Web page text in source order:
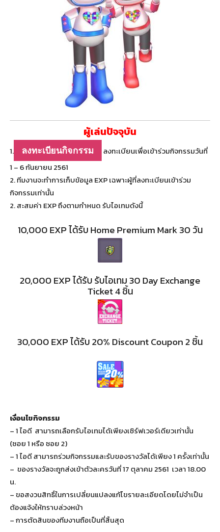
ผู้เล่นปัจจุบัน
1. ลงทะเบียนกิจกรรม
ลงทะเบียนเพื่อเข้าร่วมกิจกรรมวันที่
1 – 6 กันยายน 2561
2. ทีมงานจะทำการเก็บข้อมูล EXP เฉพาะผู้ที่ลงทะเบียนเข้าร่วม
กิจกรรมเท่านั้น
2. สะสมค่า EXP ถึงตามกำหนด รับไอเทมดังนี้
10,000 EXP ได้รับ Home Premium Mark 30 วัน
20,000 EXP ได้รับ รับไอเทม 30 Day Exchange
Ticket 4 ชิ้น
30,000 EXP ได้รับ 20% Discount Coupon 2 ชิ้น
เงื่อนไขกิจกรรม
–1 ไอดี สามารถเลือกรับไอเทมได้เพียงเซิร์ฟเวอร์เดียวเท่านั้น
(ซอย 1 หรือ ซอย 2)
– 1 ไอดี สามารถร่วมกิจกรรมและรับของรางวัลได้เพียง 1 ครั้งเท่านั้น
– ของรางวัลจะถูกส่งเข้าตัวละครวันที่ 17 ตุลาคม 2561 เวลา 18.00
น.
– ขอสงวนสิทธิ์ในการเปลี่ยนแปลงแก้ไขรายละเอียดโดยไม่จำเป็น
ต้องแจ้งให้ทราบล่วงหน้า
– การตัดสินของทีมงานถือเป็นที่สิ้นสุด